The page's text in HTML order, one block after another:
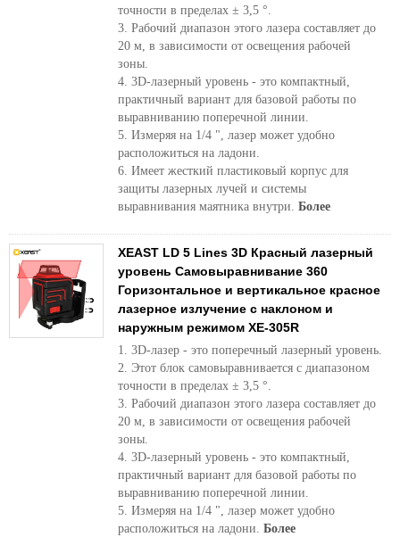
точности в пределах ± 3,5 °.
3. Рабочий диапазон этого лазера составляет до
20 м, в зависимости от освещения рабочей
зоны.
4. 3D-лазерный уровень - это компактный,
практичный вариант для базовой работы по
выравниванию поперечной линии.
5. Измеряя на 1/4 ", лазер может удобно
расположиться на ладони.
6. Имеет жесткий пластиковый корпус для
защиты лазерных лучей и системы
выравнивания маятника внутри. Более
XEAST LD 5 Lines 3D Красный лазерный
уровень Самовыравнивание 360
Горизонтальное и вертикальное красное
лазерное излучение с наклоном и
наружным режимом XE-305R
1. 3D-лазер - это поперечный лазерный уровень.
2. Этот блок самовыравнивается с диапазоном
точности в пределах ± 3,5 °.
3. Рабочий диапазон этого лазера составляет до
20 м, в зависимости от освещения рабочей
зоны.
4. 3D-лазерный уровень - это компактный,
практичный вариант для базовой работы по
выравниванию поперечной линии.
5. Измеряя на 1/4 ", лазер может удобно
расположиться на ладони. Более